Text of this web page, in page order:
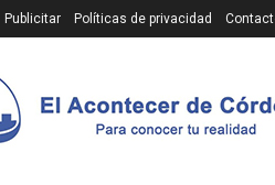
Publicitar Políticas de privacidad